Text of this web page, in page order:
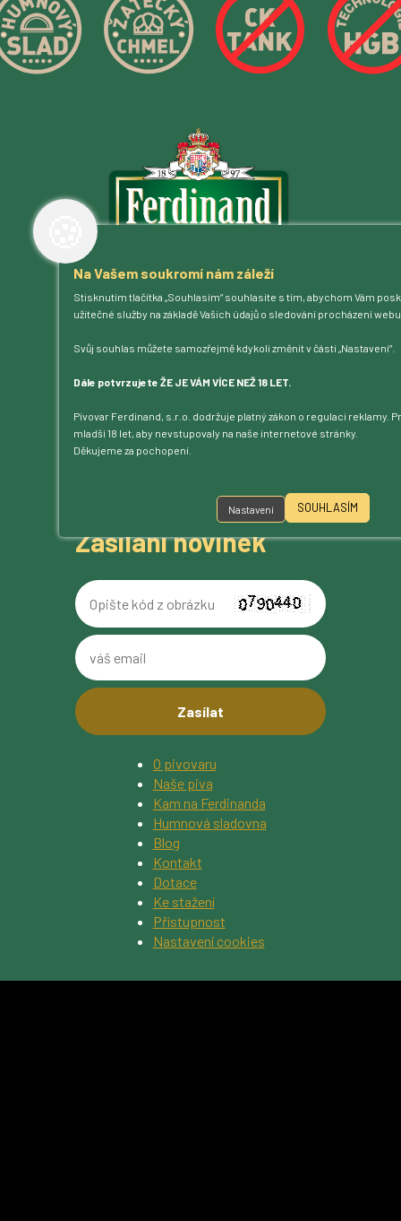
Na Vašem soukromí nám záleží
Stisknutím tlačítka „Souhlasím“ souhlasíte s tím, abychom Vám
užitečné služby na základě Vašich údajů o sledování procházení
Svůj souhlas můžete samozřejmě kdykoli změnit v části „Nastavení“.
Dále potvrzujete ŽE JE VÁM VÍCE NEŽ 18 LET.
Pivovar Ferdinand, s.r.o. dodržuje platný zákon o regulaci reklamy.
mladší 18 let, aby nevstupovaly na naše internetové stránky.
Děkujeme za pochopení.
Nastavení SOUHLASÍM
O pivovaru
Naše piva
Kam na Ferdinanda
Humnová sladovna
Blog
Kontakt
Dotace
Ke stažení
Přístupnost
Nastavení cookies
Jsme na příjmu!
Povídejte – posloucháme.
Kontakt
Kde nás najdete:
Táborská 306, 256 01 Benešov
Kam můžete volat:
Zasílání novinek
Opište
kód
váš
email